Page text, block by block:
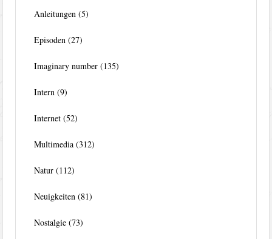
Anleitungen (5)
Episoden (27)
Imaginary number (135)
Intern (9)
Internet (52)
Multimedia (312)
Natur (112)
Neuigkeiten (81)
Nostalgie (73)